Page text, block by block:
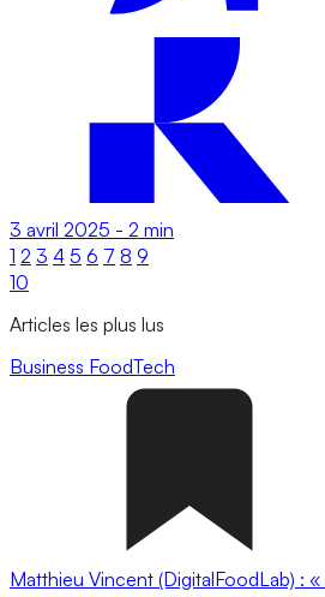
3 avril 2025 - 2 min
1 2 3 4 5 6 7 8 9
10
Articles les plus lus
Business FoodTech
Matthieu Vincent (DigitalFoodLab) :